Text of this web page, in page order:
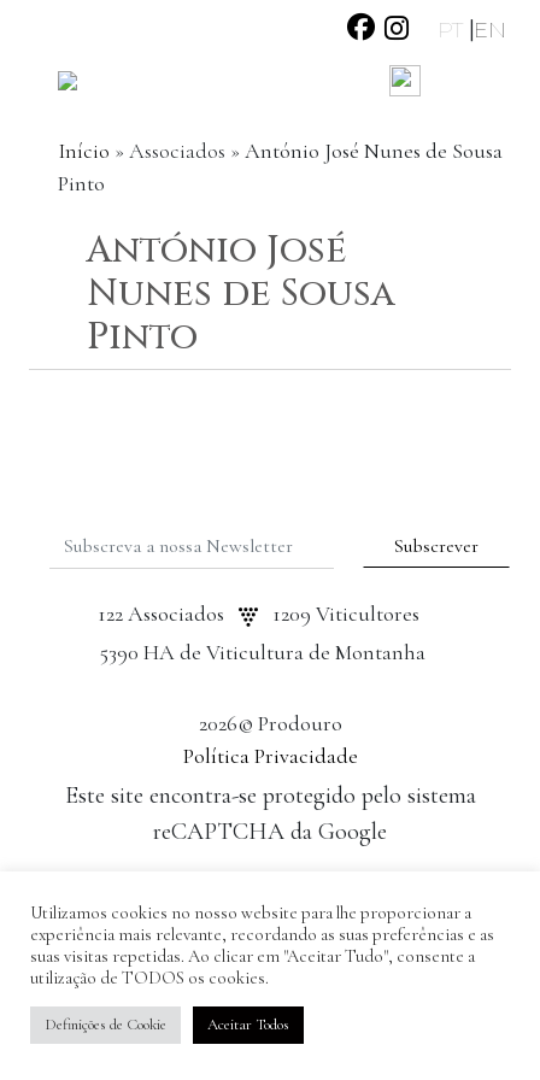
PT EN
Início » Associados » António José Nunes de Sousa
Pinto
António José
Nunes de Sousa
Pinto
2026© Prodouro
Política Privacidade
Este site encontra-se protegido pelo sistema
reCAPTCHA da Google
122 Associados
1209 Viticultores
5390 HA de Viticultura de Montanha
Utilizamos cookies no nosso website para lhe proporcionar a
experiência mais relevante, recordando as suas preferências e as
suas visitas repetidas. Ao clicar em "Aceitar Tudo", consente a
utilização de TODOS os cookies.
Definições de Cookie Aceitar Todos